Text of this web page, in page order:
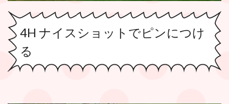
4H ナイスショットでピンにつけ
る